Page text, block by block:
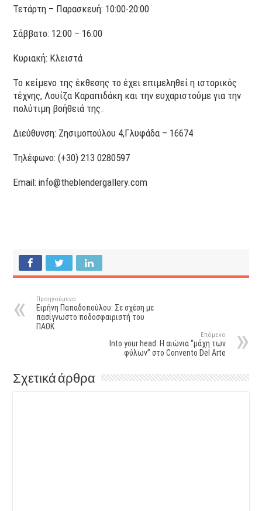
Τετάρτη – Παρασκευή: 10:00-20:00
Σάββατο: 12:00 – 16:00
Kυριακή: Κλειστά
Το κείμενο της έκθεσης το έχει επιμεληθεί η ιστορικός
τέχνης, Λουίζα Καραπιδάκη και την ευχαριστούμε για την
πολύτιμη βοήθειά της.
Διεύθυνση: Ζησιμοπούλου 4,Γλυφάδα – 16674
Τηλέφωνο: (+30) 213 0280597
Email: info@theblendergallery.com
Προηγούμενο
Ειρήνη Παπαδοπούλου: Σε σχέση με
πασίγνωστο ποδοσφαιριστή του
ΠΑΟΚ
Επόμενο
Into your head: H αιώνια “μάχη των
φύλων” στο Convento Del Arte
Σχετικά άρθρα